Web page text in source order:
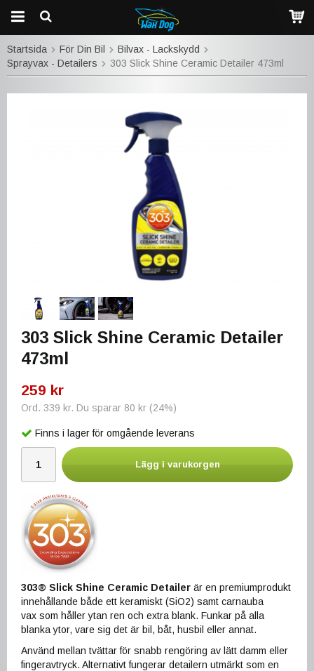
Startsida För Din Bil
Bilvax - Lackskydd
Sprayvax - Detailers
303 Slick Shine Ceramic Detailer 473ml
303 Slick Shine Ceramic Detailer
473ml
259 kr
Ord. 339 kr. Du sparar 80 kr (24%)
Finns i lager för omgående leverans
Lägg i varukorgen
303® Slick Shine Ceramic Detailer är en premiumprodukt
innehållande både ett keramiskt (SiO2) samt carnauba
vax som håller ytan ren och extra blank. Funkar på alla
blanka ytor, vare sig det är bil, båt, husbil eller annat.
Använd mellan tvättar för snabb rengöring av lätt damm eller
fingeravtryck. Alternativt fungerar detailern utmärkt som en